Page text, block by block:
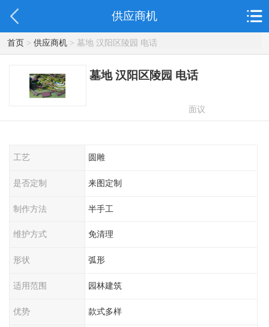
供应商机
首页> 供应商机> 墓地 汉阳区陵园 电话
墓地 汉阳区陵园 电话
面议
工艺 圆雕
是否定制 来图定制
制作方法 半手工
维护方式 免清理
形状 弧形
适用范围 园林建筑
优势 款式多样